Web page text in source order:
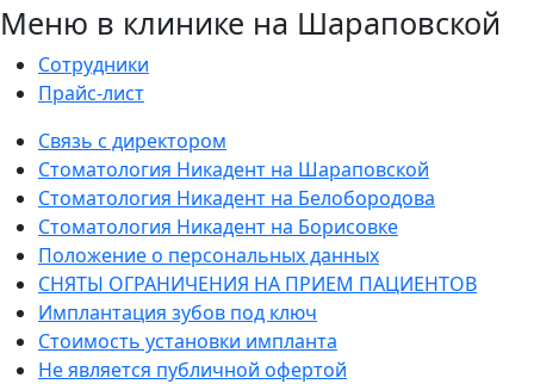
Меню в клинике на Шараповской
Сотрудники
Прайс-лист
Связь с директором
Стоматология Никадент на Шараповской
Стоматология Никадент на Белобородова
Стоматология Никадент на Борисовке
Положение о персональных данных
СНЯТЫ ОГРАНИЧЕНИЯ НА ПРИЕМ ПАЦИЕНТОВ
Имплантация зубов под ключ
Стоимость установки импланта
Не является публичной офертой